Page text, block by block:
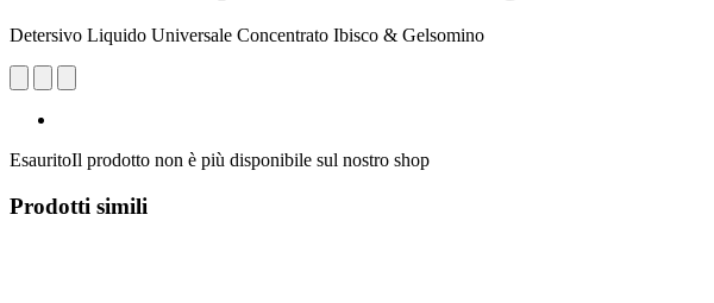
Detersivo Liquido Universale Concentrato Ibisco & Gelsomino
EsauritoIl prodotto non è più disponibile sul nostro shop
Prodotti simili